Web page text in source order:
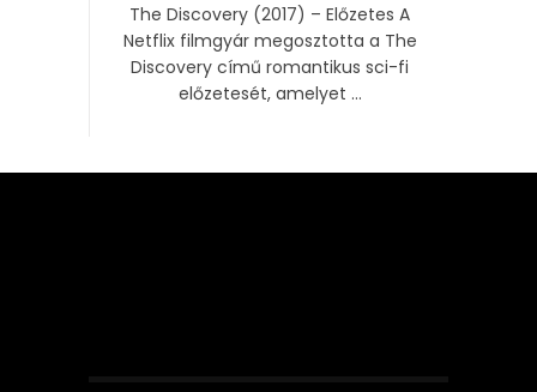
The Discovery (2017) – Előzetes A
Netflix filmgyár megosztotta a The
Discovery című romantikus sci-fi
előzetesét, amelyet ...